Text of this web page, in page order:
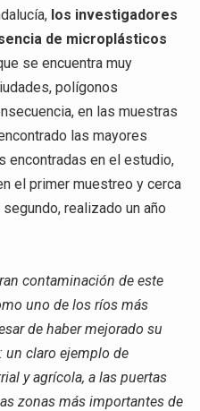
los investigadores
de microplásticos
se encuentra muy
polígonos
en las muestras
las mayores
encontradas en el estudio,
el primer muestreo y cerca
realizado un año
contaminación de este
uno de los ríos más
de haber mejorado su
claro ejemplo de
y agrícola, a las puertas
zonas más importantes de